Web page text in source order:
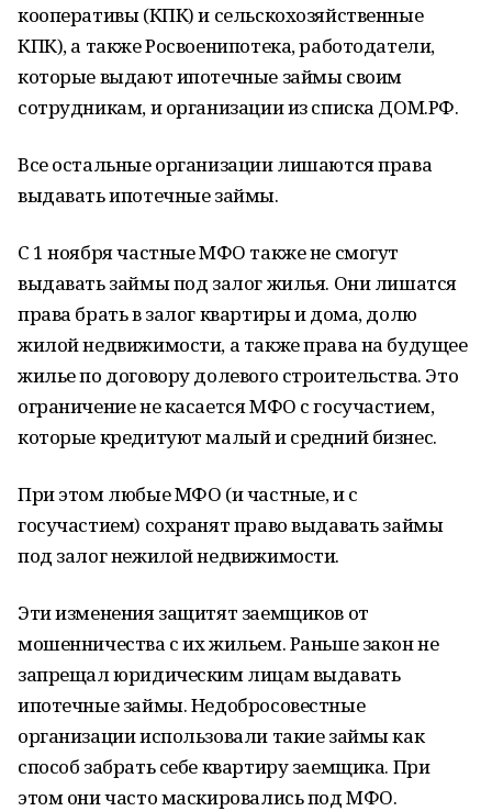
кооперативы (КПК) и сельскохозяйственные
КПК), а также Росвоенипотека, работодатели,
которые выдают ипотечные займы своим
сотрудникам, и организации из списка ДОМ.РФ.
Все остальные организации лишаются права
выдавать ипотечные займы.
С 1 ноября частные МФО также не смогут
выдавать займы под залог жилья. Они лишатся
права брать в залог квартиры и дома, долю
жилой недвижимости, а также права на будущее
жилье по договору долевого строительства. Это
ограничение не касается МФО с госучастием,
которые кредитуют малый и средний бизнес.
При этом любые МФО (и частные, и с
госучастием) сохранят право выдавать займы
под залог нежилой недвижимости.
Эти изменения защитят заемщиков от
мошенничества с их жильем. Раньше закон не
запрещал юридическим лицам выдавать
ипотечные займы. Недобросовестные
организации использовали такие займы как
способ забрать себе квартиру заемщика. При
этом они часто маскировались под МФО.